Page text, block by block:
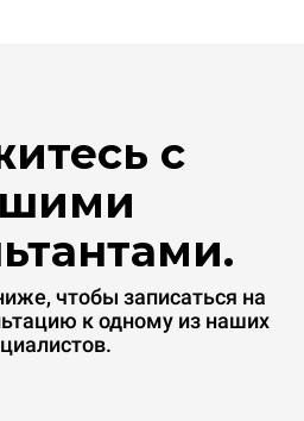
могут быть устранены
путем выбора покупки
возобновляемых
источников.
Gas Protocol
с
чтобы записаться на
к одному из наших